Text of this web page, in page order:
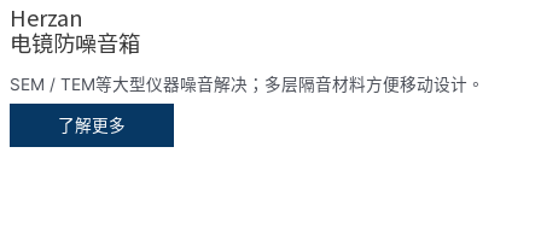
Herzan
电镜防噪音箱
SEM / TEM等大型仪器噪音解决；多层隔音材料方便移动设计。
了解更多